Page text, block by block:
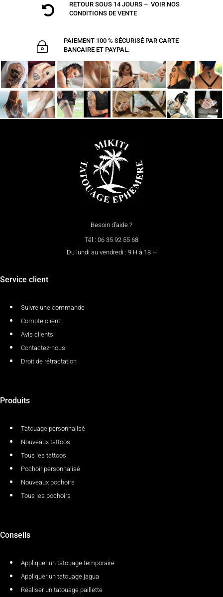

RETOUR SOUS 14 JOURS – VOIR NOS
CONDITIONS DE VENTE
~
PAIEMENT 100 % SÉCURISÉ PAR CARTE
BANCAIRE ET PAYPAL.
Besoin d’aide ?
Tél : 06 35 92 55 68
Du lundi au vendredi : 9 H à 18 H
Service client
Suivre une commande
Compte client
Avis clients
Contactez-nous
Droit de rétractation
Produits
Tatouage personnalisé
Nouveaux tattoos
Tous les tattoos
Pochoir personnalisé
Nouveaux pochoirs
Tous les pochoirs
Conseils
Appliquer un tatouage temporaire
Appliquer un tatouage jagua
Réaliser un tatouage paillette